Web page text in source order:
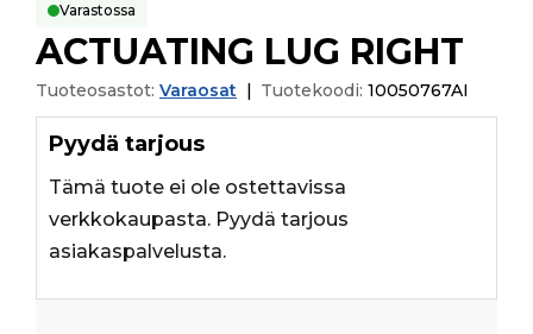
Varastossa
ACTUATING LUG RIGHT
Tuoteosastot: Varaosat Tuotekoodi: 10050767AI
Pyydä tarjous
Tämä tuote ei ole ostettavissa
verkkokaupasta. Pyydä tarjous
asiakaspalvelusta.